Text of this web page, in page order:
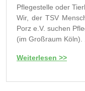
Pflegestelle oder
Wir, der TSV
Porz e.V. suchen
(im Großraum Köln).
Weiterlesen >>